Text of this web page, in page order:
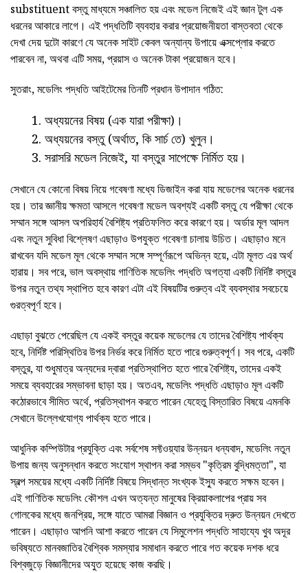
substituent বস্তু মাধ্যমে সঞ্চালিত হয় এবং মডেল নিজেই এই জ্ঞান টুল এক
ধরনের আকারে লাগে। এই পদ্ধতিটি ব্যবহার করার প্রয়োজনীয়তা বাস্তবতা থেকে
দেখা দেয় দুটো কারণে যে অনেক সাইট কেবল অন্যান্য উপায়ে এক্সপ্লোর করতে
পারবেন না, অথবা এটি সময়, প্রয়াস ও অনেক টাকা প্রয়োজন হবে।
সুতরাং, মডেলিং পদ্ধতি আইটেমের তিনটি প্রধান উপাদান গঠিত:
অধ্যয়নের বিষয় (এক যারা পরীক্ষা)।
অধ্যয়নের বস্তু (অর্থাত, কি সার্চ তে) খুলুন।
সরাসরি মডেল নিজেই, যা বস্তুর সাপেক্ষে নির্মিত হয়।
সেখানে যে কোনো বিষয় নিয়ে গবেষণা মধ্যে ডিজাইন করা যায় মডেলের অনেক ধরনের
হয়। তার জ্ঞানীয় ক্ষমতা আসলে গবেষণা মডেল অবশ্যই একটি বস্তু যে পরীক্ষা থেকে
সম্মান সঙ্গে আসল অপরিহার্য বৈশিষ্ট্য প্রতিফলিত করে কারণে হয়। অর্ডার মূল আদল
এবং নতুন সুবিধা বিশ্লেষণ এছাড়াও উপযুক্ত গবেষণা চালায় উচিত। এছাড়াও মনে
রাখবেন যদি মডেল মূল থেকে সম্মান সঙ্গে সম্পূর্ণরূপে অভিন্ন হয়ে, এটা মূলত এর অর্থ
হারায়। সব পরে, ভাল অবস্থায় গাণিতিক মডেলিং পদ্ধতি অগত্যা একটি নির্দিষ্ট বস্তুর
উপর নতুন তথ্য স্থাপিত হবে কারণ এটা এই বিষয়টির গুরুত্ব এই ব্যবস্থার সবচেয়ে
গুরত্বপূর্ণ হবে।
এছাড়া বুঝতে পেরেছিল যে একই বস্তুর কয়েক মডেলের যে তাদের বৈশিষ্ট্য পার্থক্য
হবে, নির্দিষ্ট পরিস্থিতির উপর নির্ভর করে নির্মিত হতে পারে গুরুত্বপূর্ণ। সব পরে, একটি
বস্তুর, যা শুধুমাত্র অন্যদের দ্বারা প্রতিস্থাপিত হতে পারে বৈশিষ্ট্য, তাদের একই
সময়ে ব্যবহারের সম্ভাবনা ছাড়া হয়। অতএব, মডেলিং পদ্ধতি এছাড়াও মূল একটি
কঠোরভাবে সীমিত অর্থে, প্রতিস্থাপন করতে পারেন যেহেতু বিস্তারিত বিষয়ে এমনকি
সেখানে উল্লেখযোগ্য পার্থক্য হতে পারে।
আধুনিক কম্পিউটার প্রযুক্তি এবং সর্বশেষ সফ্টওয়্যার উন্নয়ন ধন্যবাদ, মডেলিং নতুন
উপায় জন্য অনুসন্ধান করতে সংযোগ স্থাপন করা সম্ভব "কৃত্রিম বুদ্ধিমত্তা", যা
স্বল্প সময়ের মধ্যে একটি নির্দিষ্ট বিষয়ে সিদ্ধান্ত সংখ্যক ইস্যু করতে সক্ষম হবেন।
এই গাণিতিক মডেলিং কৌশল এখন অত্যন্ত মানুষের ক্রিয়াকলাপের প্রায় সব
গোলকের মধ্যে জনপ্রিয়, সঙ্গে যাতে আমরা বিজ্ঞান ও প্রযুক্তির দ্রুত উন্নয়ন দেখতে
পারেন। এছাড়াও আপনি আশা করতে পারেন যে সিমুলেশন পদ্ধতি সাহায্যে খুব অদূর
ভবিষ্যতে মানবজাতির বৈশ্বিক সমস্যার সমাধান করতে পারে গত কয়েক দশক ধরে
বিশ্বজুড়ে বিজ্ঞানীদের অযুত হয়েছে কাজ করছি।